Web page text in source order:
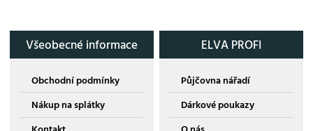
Všeobecné informace
Obchodní podmínky
Nákup na splátky
ELVA PROFI
Půjčovna nářadí
Dárkové poukazy